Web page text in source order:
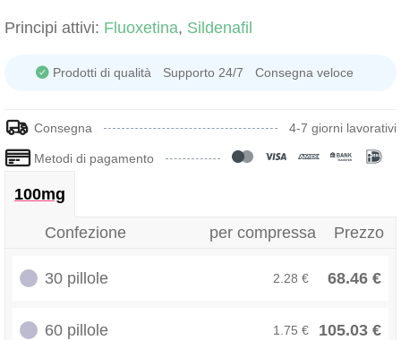
Principi attivi: Fluoxetina, Sildenafil
Prodotti di qualità Supporto 24/7 Consegna veloce
Consegna 4-7 giorni lavorativi
Metodi di pagamento
100mg
Confezione per compressa Prezzo
30 pillole 2.28 € 68.46 €
60 pillole 1.75 € 105.03 €